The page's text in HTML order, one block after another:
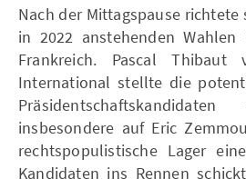
Nach der Mittagspause
in 2022 anstehenden
Frankreich. Pascal Thibaut
International stellte die
insbesondere auf Eric
rechtspopulistische Lager
Kandidaten ins Rennen